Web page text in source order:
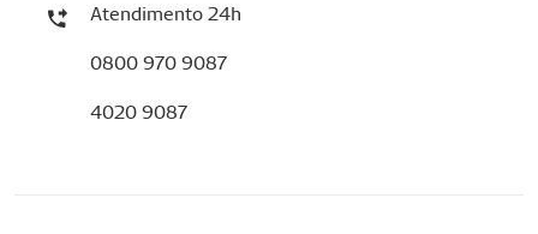
Atendimento 24h
0800 970 9087
4020 9087